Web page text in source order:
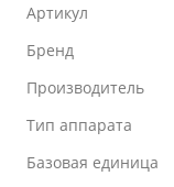
Артикул
Бренд
Производитель
Тип аппарата
Базовая единица